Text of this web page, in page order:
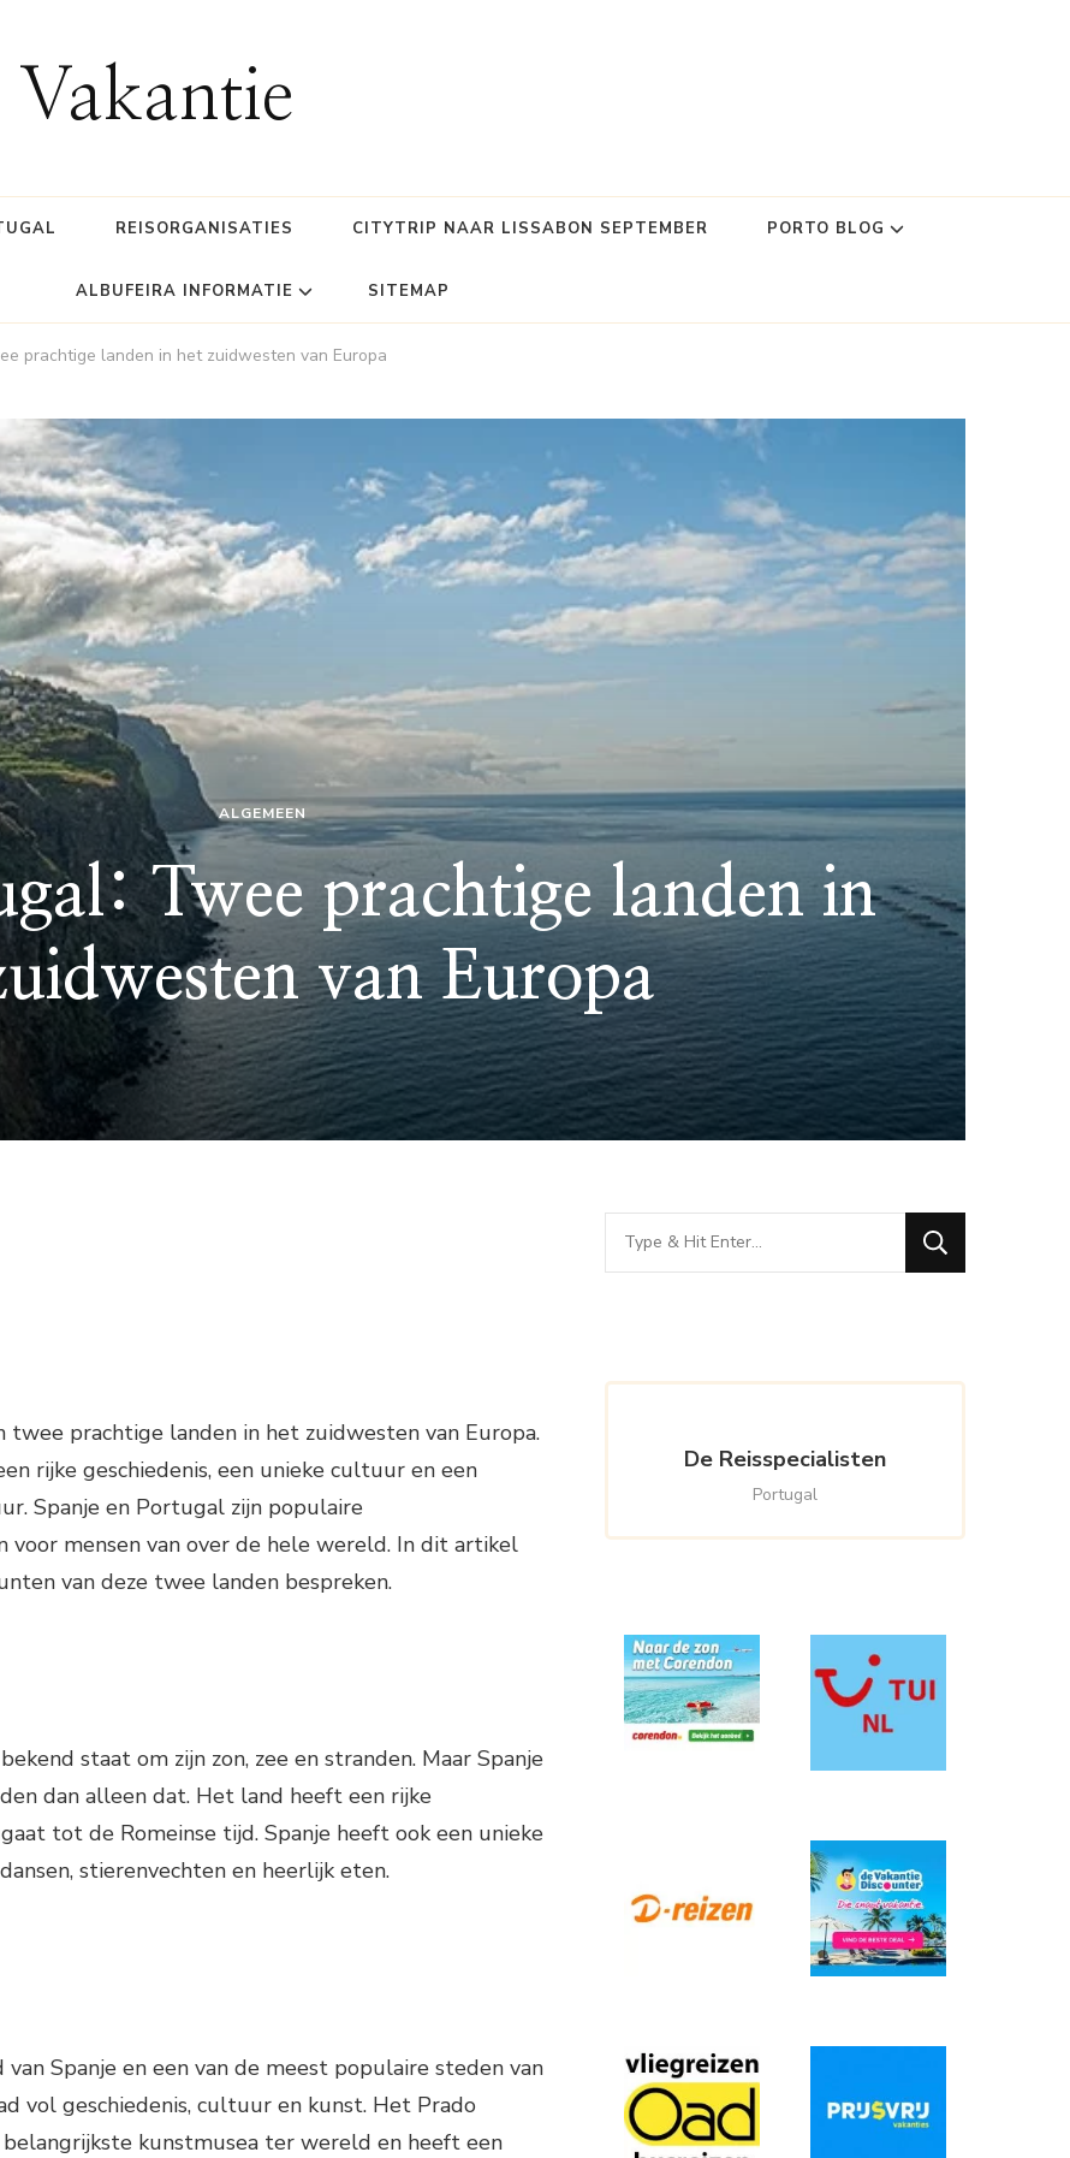
REISORGANISATIES CITYTRIP NAAR LISSABON SEPTEMBER PORTO BLOG
ALBUFEIRA INFORMATIE SITEMAP
prachtige landen in het zuidwesten van Europa
ALGEMEEN
Twee prachtige landen in
van Europa
twee prachtige landen in het zuidwesten van Europa.
rijke geschiedenis, een unieke cultuur en een
Spanje en Portugal zijn populaire
voor mensen van over de hele wereld. In dit artikel
van deze twee landen bespreken.
staat om zijn zon, zee en stranden. Maar Spanje
dan alleen dat. Het land heeft een rijke
tot de Romeinse tijd. Spanje heeft ook een unieke
stierenvechten en heerlijk eten.
Spanje en een van de meest populaire steden van
vol geschiedenis, cultuur en kunst. Het Prado
belangrijkste kunstmusea ter wereld en heeft een
Looking
for
De Reisspecialisten
Portugal